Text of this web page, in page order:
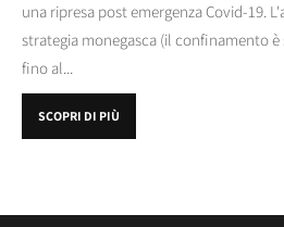
una ripresa post emergenza Covid-19.
strategia monegasca (il confinamento
fino al...
SCOPRI DI PIÙ